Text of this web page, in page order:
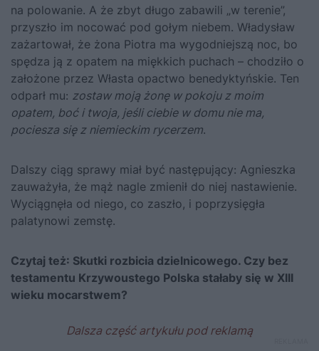
na polowanie. A że zbyt długo zabawili „w terenie”,
przyszło im nocować pod gołym niebem. Władysław
zażartował, że żona Piotra ma wygodniejszą noc, bo
spędza ją z opatem na miękkich puchach – chodziło o
założone przez Własta opactwo benedyktyńskie. Ten
odparł mu: zostaw moją żonę w pokoju z moim
opatem, boć i twoja, jeśli ciebie w domu nie ma,
pociesza się z niemieckim rycerzem.
Dalszy ciąg sprawy miał być następujący: Agnieszka
zauważyła, że mąż nagle zmienił do niej nastawienie.
Wyciągnęła od niego, co zaszło, i poprzysięgła
palatynowi zemstę.
Czytaj też: Skutki rozbicia dzielnicowego. Czy bez
testamentu Krzywoustego Polska stałaby się w XIII
wieku mocarstwem?